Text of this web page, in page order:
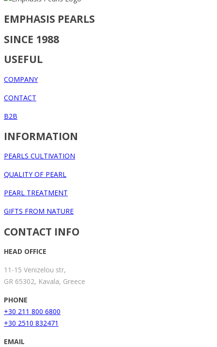
EMPHASIS PEARLS
SINCE 1988
USEFUL
COMPANY
CONTACT
B2B
INFORMATION
PEARLS CULTIVATION
QUALITY OF PEARL
PEARL TREATMENT
GIFTS FROM NATURE
CONTACT INFO
HEAD OFFICE
11-15 Venizelou str,
GR 65302, Kavala, Greece
PHONE
+30 211 800 6800
+30 2510 832471
EMAIL